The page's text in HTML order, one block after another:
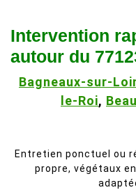
Intervention
autour du
Bagneaux-sur-
le-Roi,
Entretien ponctuel ou
propre, végétaux